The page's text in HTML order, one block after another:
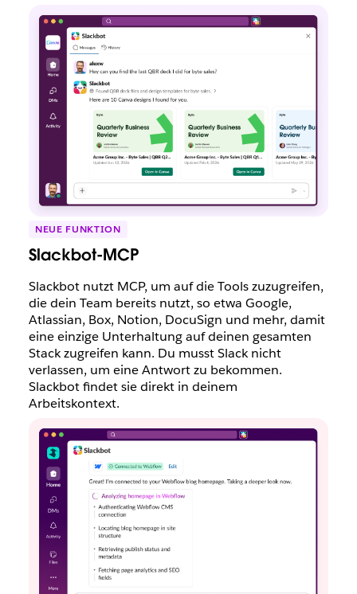
NEUE FUNKTION
Slackbot-MCP
Slackbot nutzt MCP, um auf die Tools zuzugreifen,
die dein Team bereits nutzt, so etwa Google,
Atlassian, Box, Notion, DocuSign und mehr, damit
eine einzige Unterhaltung auf deinen gesamten
Stack zugreifen kann. Du musst Slack nicht
verlassen, um eine Antwort zu bekommen.
Slackbot findet sie direkt in deinem
Arbeitskontext.